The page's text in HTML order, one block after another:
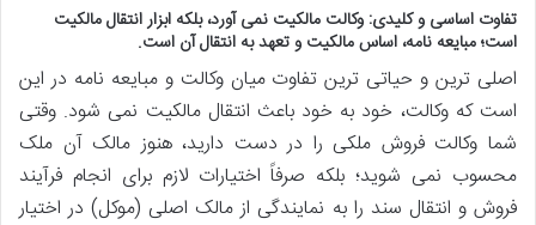
تفاوت اساسی و کلیدی: وکالت مالکیت نمی آورد، بلکه ابزار انتقال مالکیت
است؛ مبایعه نامه، اساس مالکیت و تعهد به انتقال آن است.
اصلی ترین و حیاتی ترین تفاوت میان وکالت و مبایعه نامه در این
است که وکالت، خود به خود باعث انتقال مالکیت نمی شود. وقتی
شما وکالت فروش ملکی را در دست دارید، هنوز مالک آن ملک
محسوب نمی شوید؛ بلکه صرفاً اختیارات لازم برای انجام فرآیند
فروش و انتقال سند را به نمایندگی از مالک اصلی (موکل) در اختیار